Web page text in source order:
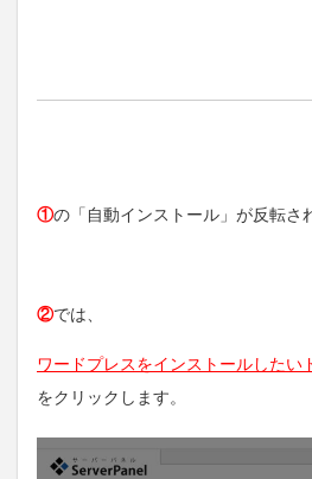
①の「自動インストール」が反転さ
②では、
ワードプレスをインストールしたい
をクリックします。